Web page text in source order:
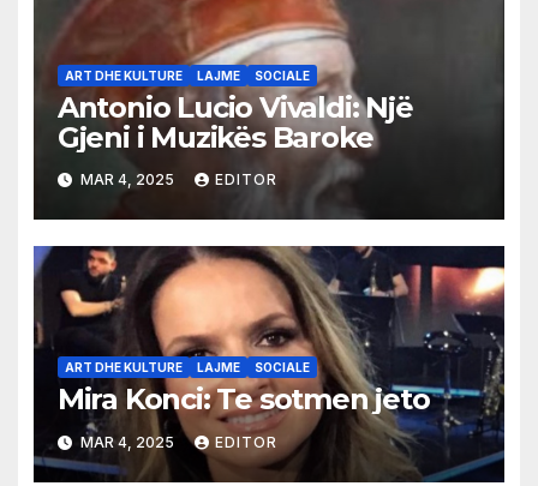
ART DHE KULTURE LAJME SOCIALE
Antonio Lucio Vivaldi: Një
Gjeni i Muzikës Baroke
MAR 4, 2025 EDITOR
ART DHE KULTURE LAJME SOCIALE
Mira Konci: Te sotmen jeto
MAR 4, 2025 EDITOR